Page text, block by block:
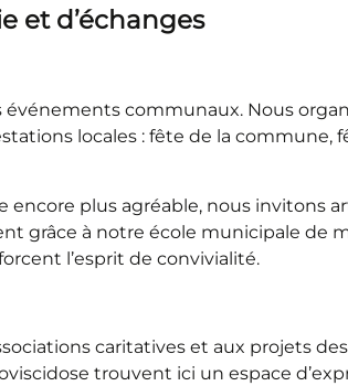
et d’échanges
communaux. Nous
locales : fête de la
plus agréable, nous invitons
grâce à notre école municipale de
l’esprit de convivialité.
caritatives et aux projets
trouvent ici un espace